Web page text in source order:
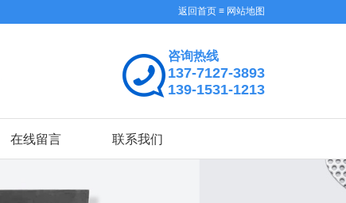
返回首页 ≡ 网站地图
咨询热线
137-7127-3893
139-1531-1213
在线留言 联系我们